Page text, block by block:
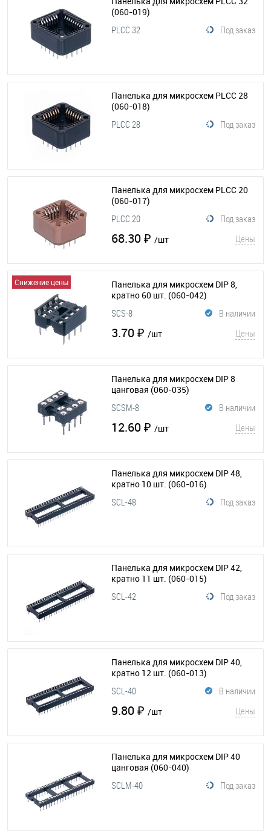
(060-019)
Под заказ
PLCC 32
Панелька для микросхем PLCC 28
(060-018)
Под заказ
PLCC 28
Панелька для микросхем PLCC 20
(060-017)
Под заказ
PLCC 20
68.30 ₽ /шт Цены
Снижение цены
Панелька для микросхем DIP 8,
кратно 60 шт. (060-042)
В наличии
SCS-8
3.70 ₽ /шт Цены
Панелька для микросхем DIP 8
цанговая (060-035)
В наличии
SCSM-8
12.60 ₽ /шт Цены
Панелька для микросхем DIP 48,
кратно 10 шт. (060-016)
Под заказ
SCL-48
Панелька для микросхем DIP 42,
кратно 11 шт. (060-015)
Под заказ
SCL-42
Панелька для микросхем DIP 40,
кратно 12 шт. (060-013)
В наличии
SCL-40
9.80 ₽ /шт Цены
Панелька для микросхем DIP 40
цанговая (060-040)
Под заказ
SCLM-40